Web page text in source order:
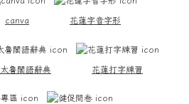
canva 花蓮字音字形
太魯閣語辭典 花蓮打字練習